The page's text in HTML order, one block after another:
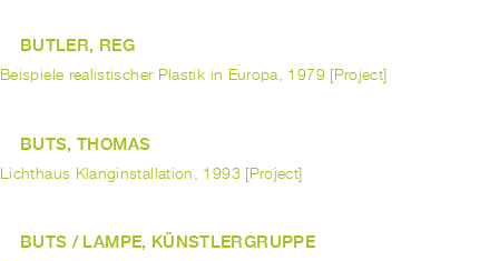
BUTLER, REG
Beispiele realistischer Plastik in Europa, 1979 [Project]
BUTS, THOMAS
Lichthaus Klanginstallation, 1993 [Project]
BUTS / LAMPE, KÜNSTLERGRUPPE